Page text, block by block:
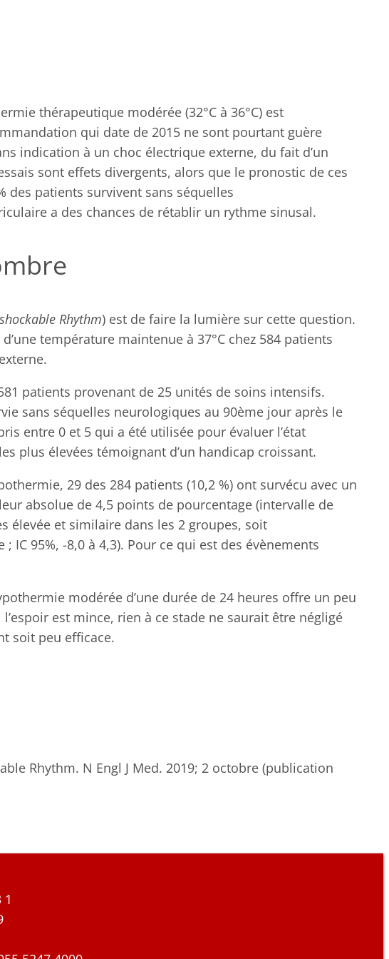
thérapeutique modérée (32°C à 36°C) est
qui date de 2015 ne sont pourtant guère
indication à un choc électrique externe, du fait d’un
sont effets divergents, alors que le pronostic de ces
des patients survivent sans séquelles
a des chances de rétablir un rythme sinusal.
Rhythm) est de faire la lumière sur cette question.
température maintenue à 37°C chez 584 patients
patients provenant de 25 unités de soins intensifs.
sans séquelles neurologiques au 90ème jour après le
entre 0 et 5 qui a été utilisée pour évaluer l’état
plus élevées témoignant d’un handicap croissant.
29 des 284 patients (10,2 %) ont survécu avec un
absolue de 4,5 points de pourcentage (intervalle de
élevée et similaire dans les 2 groupes, soit
IC 95%, -8,0 à 4,3). Pour ce qui est des évènements
modérée d’une durée de 24 heures offre un peu
est mince, rien à ce stade ne saurait être négligé
soit peu efficace.
Rhythm. N Engl J Med. 2019; 2 octobre (publication
1